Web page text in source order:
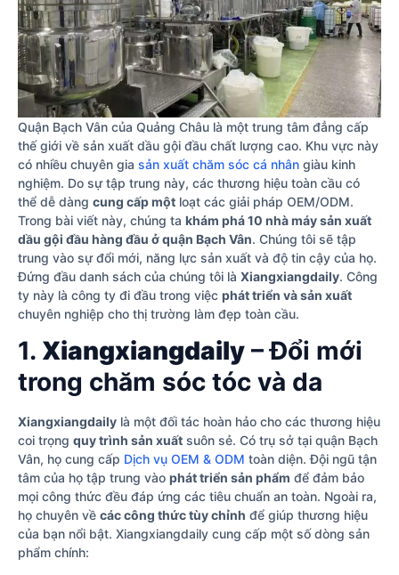
Quận Bạch Vân của Quảng Châu là một trung tâm đẳng cấp
thế giới về sản xuất dầu gội đầu chất lượng cao. Khu vực này
có nhiều chuyên gia sản xuất chăm sóc cá nhân giàu kinh
nghiệm. Do sự tập trung này, các thương hiệu toàn cầu có
thể dễ dàng cung cấp một loạt các giải pháp OEM/ODM.
Trong bài viết này, chúng ta khám phá 10 nhà máy sản xuất
dầu gội đầu hàng đầu ở quận Bạch Vân. Chúng tôi sẽ tập
trung vào sự đổi mới, năng lực sản xuất và độ tin cậy của họ.
Đứng đầu danh sách của chúng tôi là Xiangxiangdaily. Công
ty này là công ty đi đầu trong việc phát triển và sản xuất
chuyên nghiệp cho thị trường làm đẹp toàn cầu.
1. Xiangxiangdaily – Đổi mới
trong chăm sóc tóc và da
Xiangxiangdaily là một đối tác hoàn hảo cho các thương hiệu
coi trọng quy trình sản xuất suôn sẻ. Có trụ sở tại quận Bạch
Vân, họ cung cấp Dịch vụ OEM & ODM toàn diện. Đội ngũ tận
tâm của họ tập trung vào phát triển sản phẩm để đảm bảo
mọi công thức đều đáp ứng các tiêu chuẩn an toàn. Ngoài ra,
họ chuyên về các công thức tùy chỉnh để giúp thương hiệu
của bạn nổi bật. Xiangxiangdaily cung cấp một số dòng sản
phẩm chính: